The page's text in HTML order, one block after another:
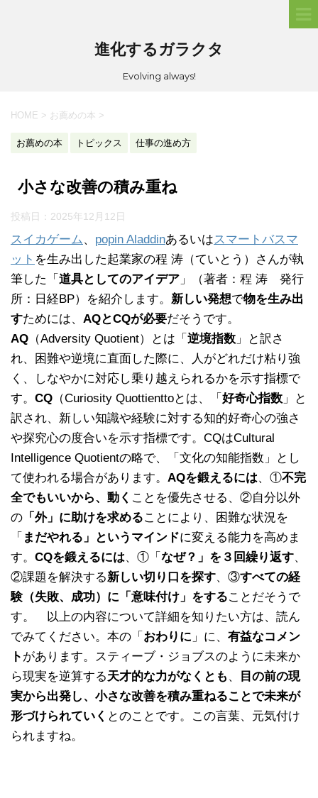
進化するガラクタ
Evolving always!
HOME > お薦めの本 >
お薦めの本 トピックス 仕事の進め方
小さな改善の積み重ね
投稿日： 2025年12月12日
スイカゲーム 、 popin Aladdinあるいは スマートバスマ
ット を生み出した起業家の程 涛（ていとう）さんが執
筆した「 道具としてのアイデア 」（著者：程 涛 発行
所：日経BP）を紹介します。 新しい発想で物を生み出
すためには、 AQとCQが必要だそうです。
AQ （Adversity Quotient）とは「 逆境指数 」と訳さ
れ、困難や逆境に直面した際に、人がどれだけ粘り強
く、しなやかに対応し乗り越えられるかを示す指標で
す。 CQ （Curiosity Quottienttoとは、「 好奇心指数 」と
訳され、新しい知識や経験に対する知的好奇心の強さ
や探究心の度合いを示す指標です。CQはCultural
Intelligence Quotientの略で、「文化の知能指数」とし
て使われる場合があります。 AQを鍛えるには、①不完
全でもいいから、動く ことを優先させる、②自分以外
の 「外」に助けを求めることにより、困難な状況を
「 まだやれる」というマインドに変える能力を高めま
す。 CQを鍛えるには、①「 なぜ？」を３回繰り返す、
②課題を解決する新しい切り口を探す、③すべての経
験（失敗、成功）に「意味付け」をすることだそうで
す。 以上の内容について詳細を知りたい方は、読ん
でみてください。本の「 おわりに 」に、 有益なコメン
ト があります。スティーブ・ジョブスのように未来か
ら現実を逆算する天才的な力がなくとも 、
目の前の現
実から出発し、小さな改善を積み重ねることで未来が
形づけられていく とのことです。この言葉、元気付け
られますね。